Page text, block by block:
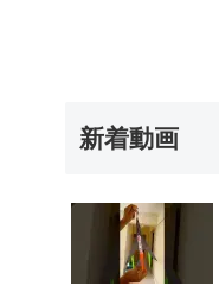
新着動画